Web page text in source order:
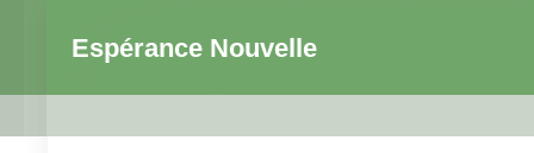
Espérance Nouvelle